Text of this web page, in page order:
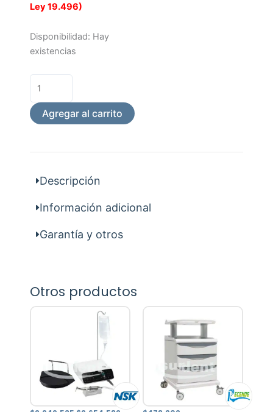
Ley 19.496)
Disponibilidad: Hay
existencias
Inserto
Cavitron
cantidad
Agregar al carrito
Descripción
Información adicional
Garantía y otros
Otros productos